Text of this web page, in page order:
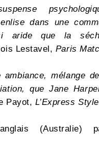
dans une
aride que la
Lestavel, Paris
ambiance, mélange
que Jane
Payot, L’Express
(Australie)